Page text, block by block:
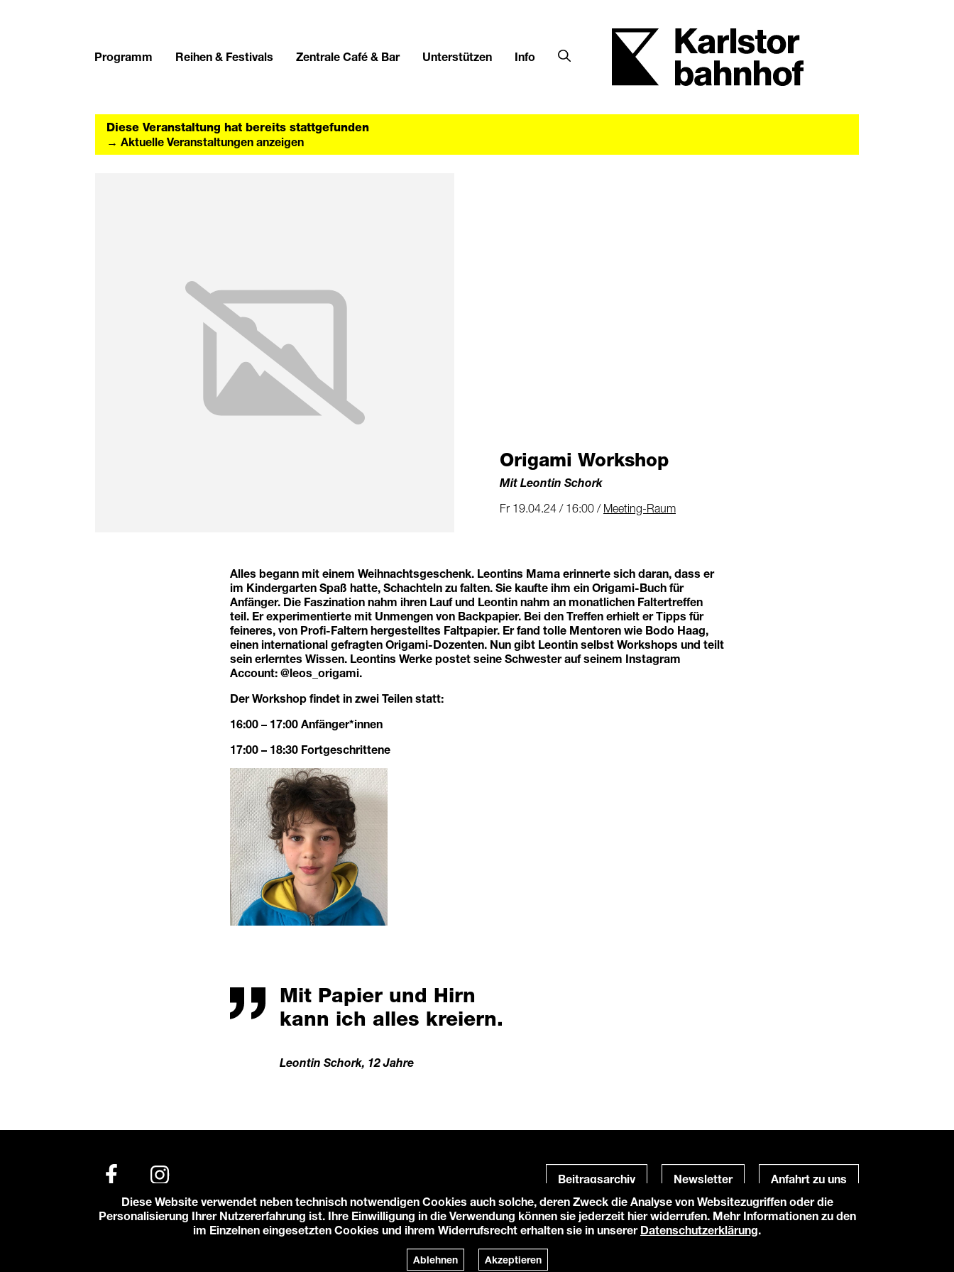
Programm Reihen & Festivals Zentrale Café & Bar Unterstützen Info
Diese Veranstaltung hat bereits stattgefunden
→ Aktuelle Veranstaltungen anzeigen
Origami Workshop
Mit Leontin Schork
Fr 19.04.24 / 16:00 / Meeting-Raum
Alles begann mit einem Weihnachtsgeschenk. Leontins Mama erinnerte sich daran, dass er
im Kindergarten Spaß hatte, Schachteln zu falten. Sie kaufte ihm ein Origami-Buch für
Anfänger. Die Faszination nahm ihren Lauf und Leontin nahm an monatlichen Faltertreffen
teil. Er experimentierte mit Unmengen von Backpapier. Bei den Treffen erhielt er Tipps für
feineres, von Profi-Faltern hergestelltes Faltpapier. Er fand tolle Mentoren wie Bodo Haag,
einen international gefragten Origami-Dozenten. Nun gibt Leontin selbst Workshops und teilt
sein erlerntes Wissen. Leontins Werke postet seine Schwester auf seinem Instagram
Account: @leos_origami.
Der Workshop findet in zwei Teilen statt:
16:00 – 17:00 Anfänger*innen
17:00 – 18:30 Fortgeschrittene
Mit Papier und Hirn
kann ich alles kreiern.
Leontin Schork, 12 Jahre
Beitragsarchiv Newsletter Anfahrt zu uns
© 2026 Karlstorbahnhof e.V.
Datenschutzerklärung
Powered by
Diese Website verwendet neben technisch notwendigen Cookies auch solche, deren Zweck die Analyse von Websitezugriffen oder die
Personalisierung Ihrer Nutzererfahrung ist. Ihre Einwilligung in die Verwendung können sie jederzeit hier widerrufen. Mehr Informationen zu den
im Einzelnen eingesetzten Cookies und ihrem Widerrufsrecht erhalten sie in unserer Datenschutzerklärung.
Ablehnen Akzeptieren